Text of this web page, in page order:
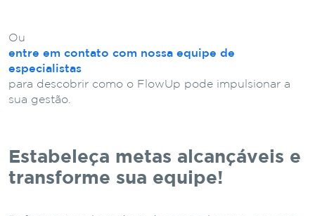
Ou
entre em contato com nossa equipe de
especialistas
para descobrir como o FlowUp pode impulsionar a
sua gestão.
Estabeleça metas alcançáveis e
transforme sua equipe!